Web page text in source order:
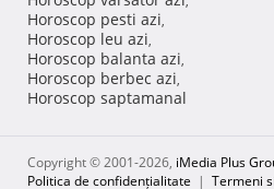
Horoscop pesti azi,
Horoscop leu azi,
Horoscop balanta azi,
Horoscop berbec azi,
Horoscop saptamanal
Copyright © 2001-2026, iMedia Plus
Politica de confidențialitate | Termeni